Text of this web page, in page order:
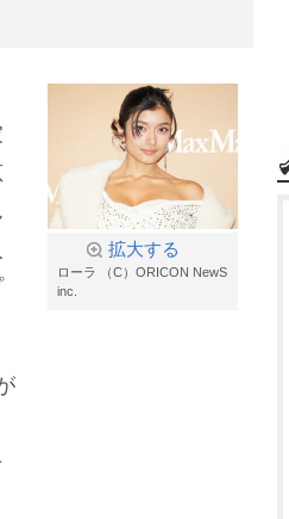
拡大する
ローラ （C）ORICON NewS
inc.